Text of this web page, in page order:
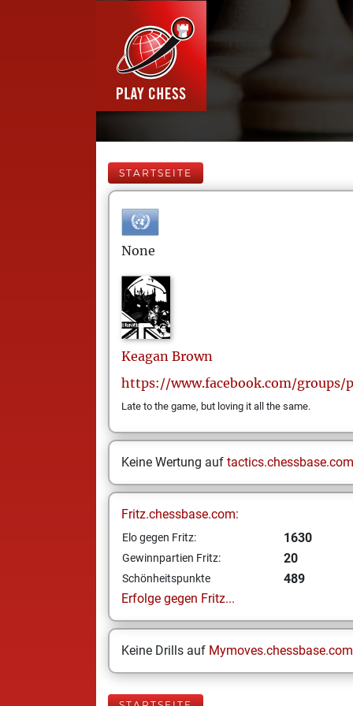
STARTSEITE
None
Keagan Brown
https://www.facebook.com/groups/
Late to the game, but loving it all the same.
Keine Wertung auf tactics.chessbase.com
Fritz.chessbase.com:
Elo gegen Fritz: 1630
Gewinnpartien Fritz: 20
Schönheitspunkte
489
Erfolge gegen Fritz...
Keine Drills auf Mymoves.chessbase.com